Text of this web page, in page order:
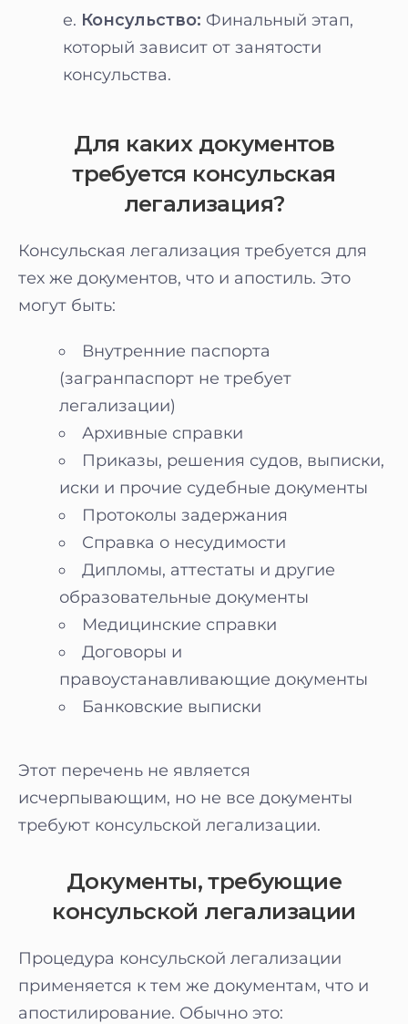
Консульство: Финальный этап,
который зависит от занятости
консульства.
Для каких документов
требуется консульская
легализация?
Консульская легализация требуется для
тех же документов, что и апостиль. Это
могут быть:
Внутренние паспорта
(загранпаспорт не требует
легализации)
Архивные справки
Приказы, решения судов, выписки,
иски и прочие судебные документы
Протоколы задержания
Справка о несудимости
Дипломы, аттестаты и другие
образовательные документы
Медицинские справки
Договоры и
правоустанавливающие документы
Банковские выписки
Этот перечень не является
исчерпывающим, но не все документы
требуют консульской легализации.
Документы, требующие
консульской легализации
Процедура консульской легализации
применяется к тем же документам, что и
апостилирование. Обычно это: